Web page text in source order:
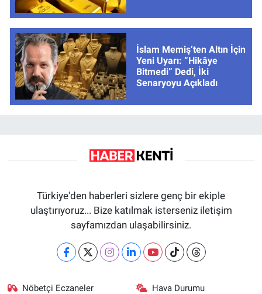
İslam Memiş’ten Altın İçin
Yeni Uyarı: “Hikâye
Bitmedi” Dedi, İki
Senaryoyu Açıkladı
Türkiye'den haberleri sizlere genç bir ekiple
ulaştırıyoruz... Bize katılmak isterseniz iletişim
sayfamızdan ulaşabilirsiniz.
Nöbetçi Eczaneler Hava Durumu